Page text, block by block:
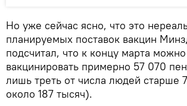
Но уже сейчас ясно, что это
планируемых поставок вакцин
подсчитал, что к концу марта
вакцинировать примерно 57 070
лишь треть от числа людей старше
около 187 тысяч).